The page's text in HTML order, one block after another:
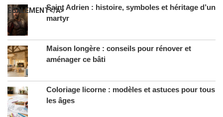
ÉGALEMENT</A>Saint Adrien : histoire, symboles et héritage d’un
martyr
Maison longère : conseils pour rénover et
aménager ce bâti
Coloriage licorne : modèles et astuces pour tous
les âges